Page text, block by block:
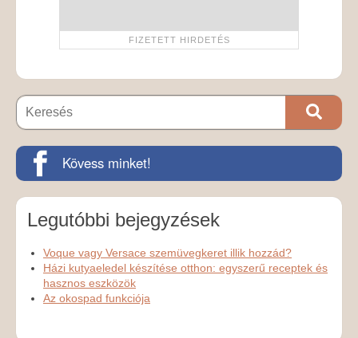
Kövess minket!
Legutóbbi bejegyzések
Voque vagy Versace szemüvegkeret illik hozzád?
Házi kutyaeledel készítése otthon: egyszerű receptek és
hasznos eszközök
Az okospad funkciója